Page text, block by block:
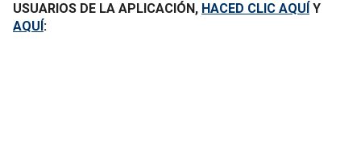
USUARIOS DE LA APLICACIÓN, HACED CLIC AQUÍ Y
AQUÍ: